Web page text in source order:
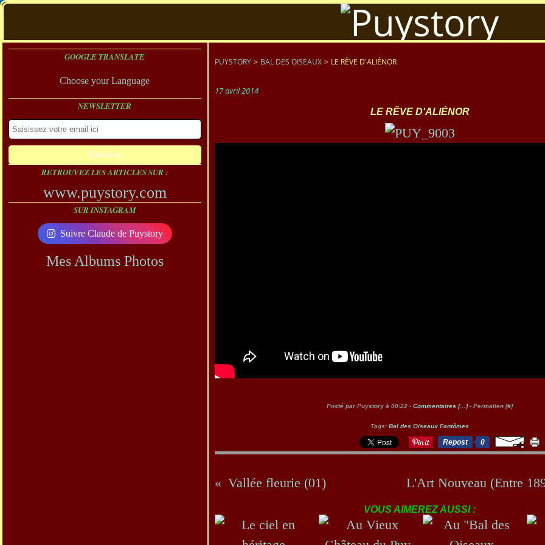
GOOGLE TRANSLATE
Choose your Language
NEWSLETTER
RETROUVEZ LES ARTICLES SUR :
www.puystory.com
SUR INSTAGRAM
Suivre Claude de Puystory
Mes Albums Photos
PUYSTORY > BAL DES OISEAUX > LE RÊVE D'ALIÉNOR
17 avril 2014
LE RÊVE D'ALIÉNOR
Posté par Puystory à 00:22 - Commentaires [… ]- Permalien [#]
Tags: Bal des Oiseaux Fantômes
Repost 0
Vallée fleurie (01) L'Art Nouveau (Entre
VOUS AIMEREZ AUSSI :